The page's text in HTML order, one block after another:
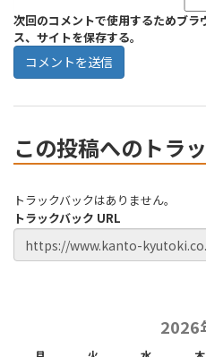
次回のコメントで使用するためブ
ス、サイトを保存する。
この投稿へのトラ
トラックバックはありません。
トラックバック URL
2026